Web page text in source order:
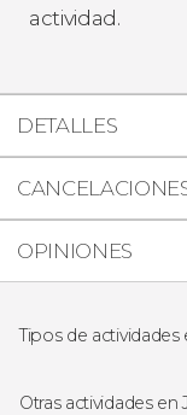
actividad.
DETALLES
OPINIONES
Tipos de actividades
Otras actividades en